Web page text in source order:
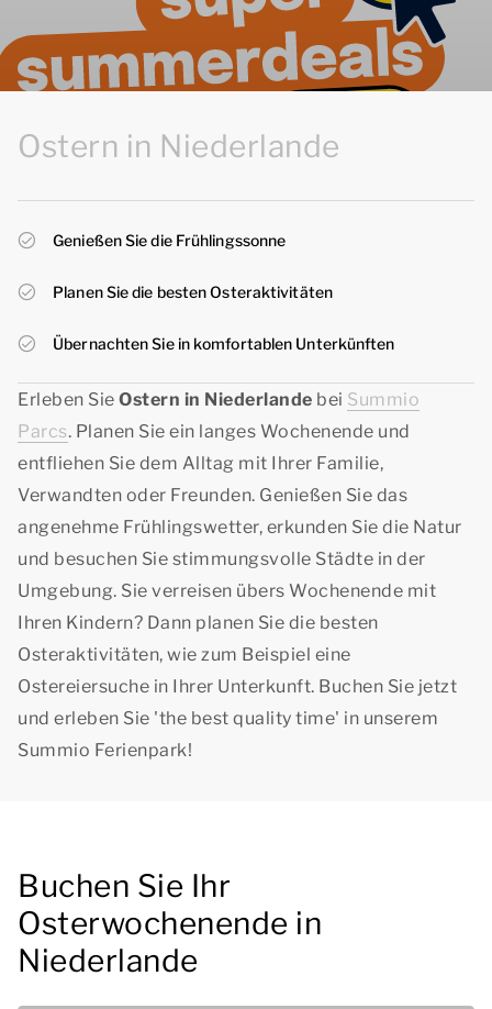
Ostern in Niederlande
Genießen Sie die Frühlingssonne
Planen Sie die besten Osteraktivitäten
Übernachten Sie in komfortablen Unterkünften
Erleben Sie Ostern in Niederlande bei Summio
Parcs. Planen Sie ein langes Wochenende und
entfliehen Sie dem Alltag mit Ihrer Familie,
Verwandten oder Freunden. Genießen Sie das
angenehme Frühlingswetter, erkunden Sie die Natur
und besuchen Sie stimmungsvolle Städte in der
Umgebung. Sie verreisen übers Wochenende mit
Ihren Kindern? Dann planen Sie die besten
Osteraktivitäten, wie zum Beispiel eine
Ostereiersuche in Ihrer Unterkunft. Buchen Sie jetzt
und erleben Sie 'the best quality time' in unserem
Summio Ferienpark!
Buchen Sie Ihr
Osterwochenende in
Niederlande